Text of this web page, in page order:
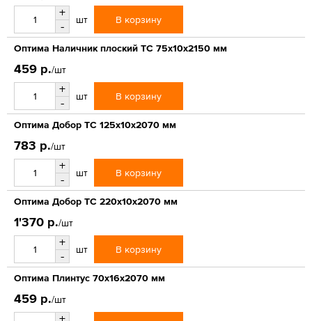
+
-
шт В корзину
Оптима Наличник плоский ТС 75х10х2150 мм
459 р./шт
+
-
шт В корзину
Оптима Добор ТС 125х10х2070 мм
783 р./шт
+
-
шт В корзину
Оптима Добор ТС 220х10х2070 мм
1'370 р./шт
+
-
шт В корзину
Оптима Плинтус 70х16х2070 мм
459 р./шт